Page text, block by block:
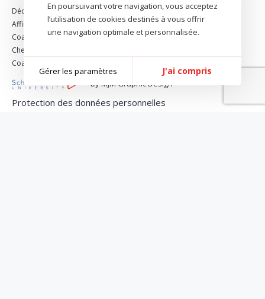
Découverte de la Naturopathie
Affiner sa silhouette en 8 semaines
Coach nutrition minceur
Chef vegan & healthy food
Coach bien-être & nutrition
by MJM Graphic Design
Protection des données personnelles
En poursuivant votre navigation, vous acceptez
l’utilisation de cookies destinés à vous offrir
une navigation optimale et personnalisée.
Gérer les paramètres J'ai compris